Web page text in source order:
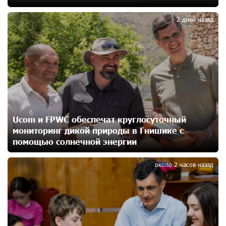
Новые финансовые навыки на «Давидбекских
играх»: Idram&IDBank
16 дней назад
Кругом война. А вас вводят в заблуждение. Аршак
Карапетян
17 дней назад
Центр продаж и обслуживания Ucom в Егварде
возобновил работу по новому адресу — ул.
18 дней назад
До 25% idcoin-ов при покупке авиабилетов Flyone:
Idram&IDBank
21 дней назад
Ucom и FPWC обеспечат круглосуточный
мониторинг дикой природы в Гнишике с
помощью солнечной энергии
2 дней назад
2
около 2 часов назад
3